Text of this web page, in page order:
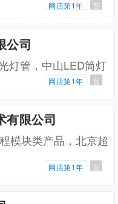
网店第1年 百
公司
灯管，中山LED筒灯
网店第1年 百
有限公司
模块类产品，北京超
网店第1年 百